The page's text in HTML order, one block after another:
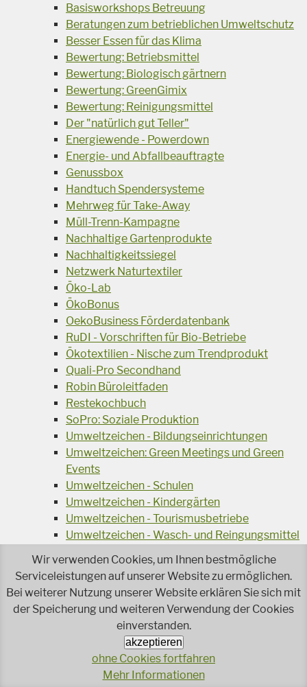
Basisworkshops Betreuung
Beratungen zum betrieblichen Umweltschutz
Besser Essen für das Klima
Bewertung: Betriebsmittel
Bewertung: Biologisch gärtnern
Bewertung: GreenGimix
Bewertung: Reinigungsmittel
Der "natürlich gut Teller"
Energiewende - Powerdown
Energie- und Abfallbeauftragte
Genussbox
Handtuch Spendersysteme
Mehrweg für Take-Away
Müll-Trenn-Kampagne
Nachhaltige Gartenprodukte
Nachhaltigkeitssiegel
Netzwerk Naturtextiler
Öko-Lab
ÖkoBonus
OekoBusiness Förderdatenbank
RuDI - Vorschriften für Bio-Betriebe
Ökotextilien - Nische zum Trendprodukt
Quali-Pro Secondhand
Robin Büroleitfaden
Restekochbuch
SoPro: Soziale Produktion
Umweltzeichen - Bildungseinrichtungen
Umweltzeichen: Green Meetings und Green
Events
Umweltzeichen - Schulen
Umweltzeichen - Kindergärten
Umweltzeichen - Tourismusbetriebe
Umweltzeichen - Wasch- und Reingungsmittel
Wiederverwendung von Elektroaltgeräten
Wasser - das Businessgetränk
Wohnprojekt Parcours
Jetzt faire und ökologische Mode kaufen!
Reparieren leicht gemacht!
Wir verwenden Cookies, um Ihnen bestmögliche
Serviceleistungen auf unserer Website zu ermöglichen.
Bei weiterer Nutzung unserer Website erklären Sie sich mit
der Speicherung und weiteren Verwendung der Cookies
einverstanden.
akzeptieren
ohne Cookies fortfahren
Mehr Informationen